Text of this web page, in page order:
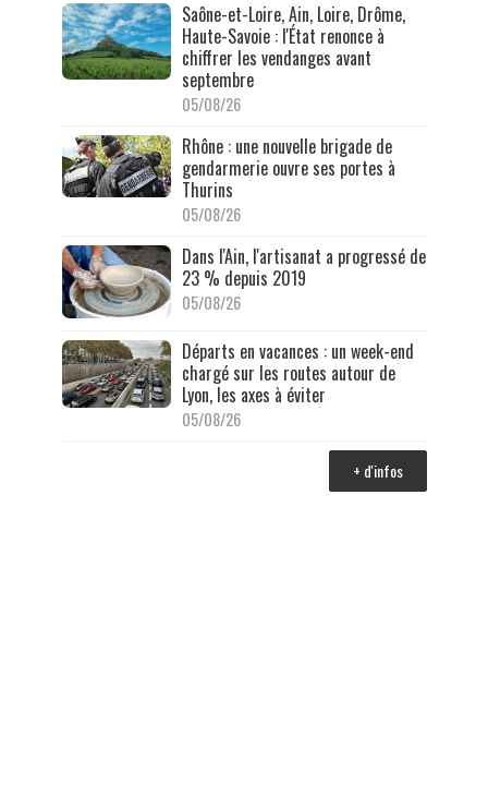
Saône-et-Loire, Ain, Loire, Drôme,
Haute-Savoie : l'État renonce à
chiffrer les vendanges avant
septembre
05/08/26
Rhône : une nouvelle brigade de
gendarmerie ouvre ses portes à
Thurins
05/08/26
Dans l'Ain, l'artisanat a progressé de
23 % depuis 2019
05/08/26
Départs en vacances : un week-end
chargé sur les routes autour de
Lyon, les axes à éviter
05/08/26
+ d'infos